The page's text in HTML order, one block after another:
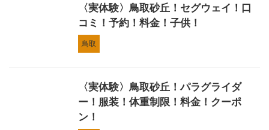
〈実体験〉鳥取砂丘！セグウェイ！口
コミ！予約！料金！子供！
鳥取
〈実体験〉鳥取砂丘！パラグライダ
ー！服装！体重制限！料金！クーポ
ン！